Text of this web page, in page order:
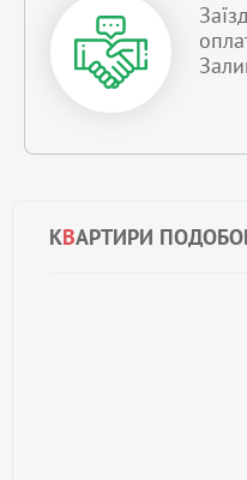
КВАРТИРИ